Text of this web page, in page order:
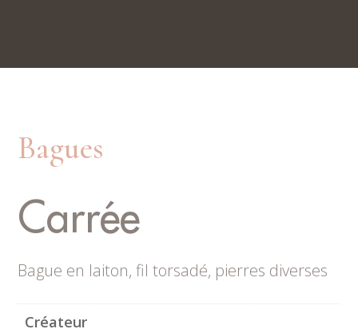
Bagues
Carrée
Bague en laiton, fil torsadé, pierres diverses
Créateur